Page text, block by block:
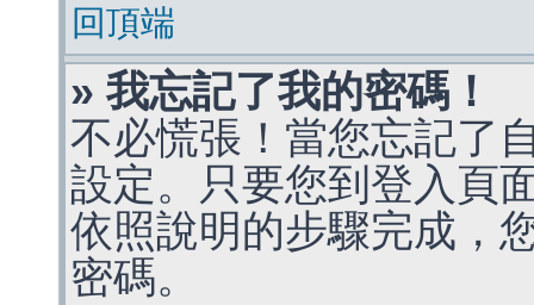
回頂端
» 我忘記了我的密碼！
不必慌張！當您忘記了
設定。只要您到登入頁
依照說明的步驟完成，
密碼。